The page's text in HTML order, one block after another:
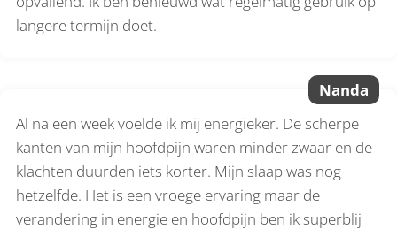
langere termijn doet.
Nanda
Al na een week voelde ik mij energieker. De scherpe
kanten van mijn hoofdpijn waren minder zwaar en de
klachten duurden iets korter. Mijn slaap was nog
hetzelfde. Het is een vroege ervaring maar de
verandering in energie en hoofdpijn ben ik superblij